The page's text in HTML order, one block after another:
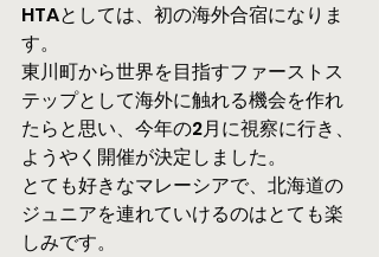
HTAとしては、初の海外合宿になりま
す。
東川町から世界を目指すファーストス
テップとして海外に触れる機会を作れ
たらと思い、今年の2月に視察に行き、
ようやく開催が決定しました。
とても好きなマレーシアで、北海道の
ジュニアを連れていけるのはとても楽
しみです。